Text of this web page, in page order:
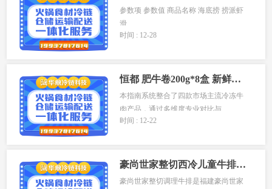
参数项 参数值 商品名称 海底捞 捞派虾
滑 ...
时间 : 12-28
恒都 肥牛卷200g*8盒 新鲜肥牛片家用牛肉卷火锅牛肉片
本指南系统整合了四款市场主流冷冻牛
肉产品，通过多维度专业对比与...
时间 : 12-22
豪尚世家整切西冷儿童牛排菲力沙朗战斧牛排街头牛排
豪尚世家整切调理牛排是福建豪尚世家